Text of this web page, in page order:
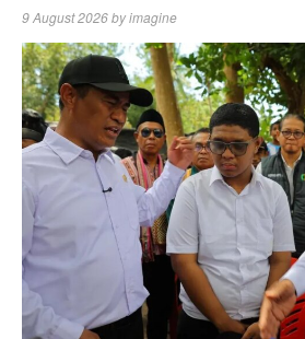
9 August 2026byimagine